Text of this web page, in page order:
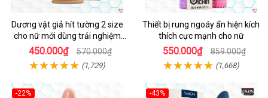
Dương vật giả hít tường 2 size
cho nữ mới dùng trải nghiệm
thật
450.000₫ 570.000₫
(1,729)
Thiết bị rung ngoáy ẩn hiện kích
thích cực mạnh cho nữ
550.000₫ 859.000₫
(1,668)
-22%
-43%